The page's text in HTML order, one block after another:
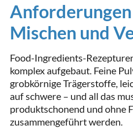
Mischen und
Food-Ingredients-
komplex aufgebaut. Feine
grobkörnige Trägerstoffe,
auf schwere – und all das
produktschonend und ohne
zusammengeführt werden.